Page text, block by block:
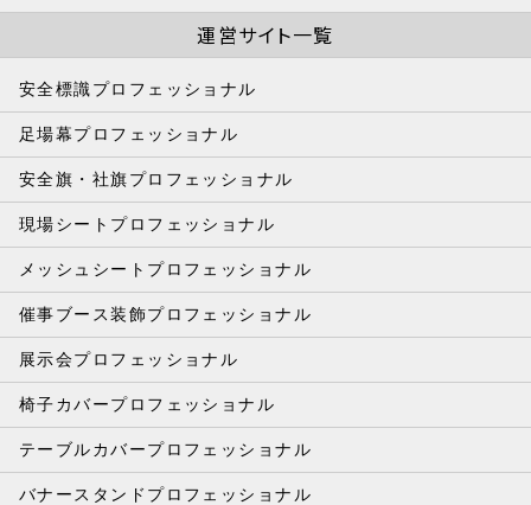
運営サイト一覧
安全標識プロフェッショナル
足場幕プロフェッショナル
安全旗・社旗プロフェッショナル
現場シートプロフェッショナル
メッシュシートプロフェッショナル
催事ブース装飾プロフェッショナル
展示会プロフェッショナル
椅子カバープロフェッショナル
テーブルカバープロフェッショナル
バナースタンドプロフェッショナル